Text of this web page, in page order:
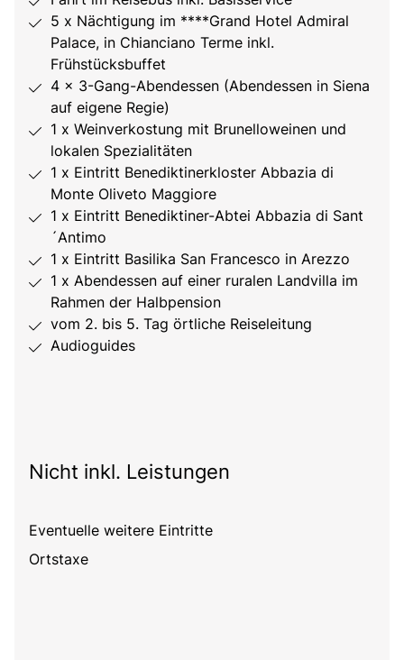
5 x Nächtigung im ****Grand Hotel Admiral
Palace, in Chianciano Terme inkl.
Frühstücksbuffet
4 x 3-Gang-Abendessen (Abendessen in Siena
auf eigene Regie)
1 x Weinverkostung mit Brunelloweinen und
lokalen Spezialitäten
1 x Eintritt Benediktinerkloster Abbazia di
Monte Oliveto Maggiore
1 x Eintritt Benediktiner-Abtei Abbazia di Sant
´Antimo
1 x Eintritt Basilika San Francesco in Arezzo
1 x Abendessen auf einer ruralen Landvilla im
Rahmen der Halbpension
vom 2. bis 5. Tag örtliche Reiseleitung
Audioguides
Nicht inkl. Leistungen
Eventuelle weitere Eintritte
Ortstaxe